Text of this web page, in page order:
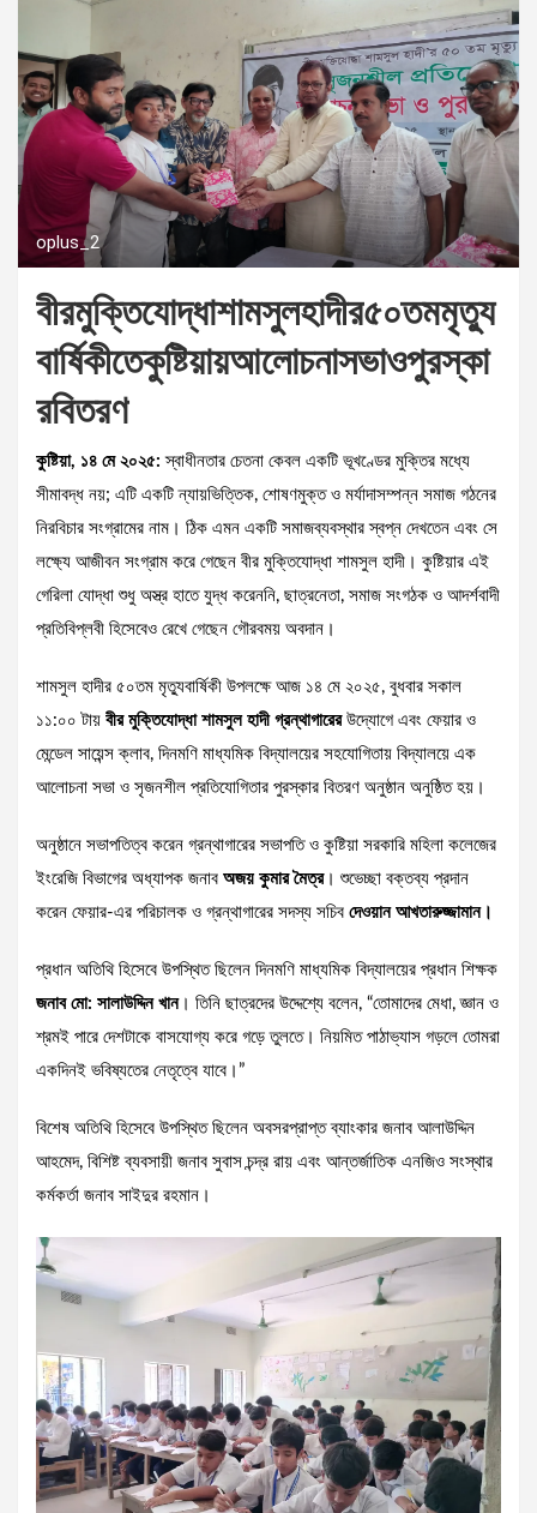
oplus_2
বীরমুক্তিযোদ্ধাশামসুলহাদীর৫০তমমৃত্যু
বার্ষিকীতেকুষ্টিয়ায়আলোচনাসভাওপুরস্কা
রবিতরণ
কুষ্টিয়া, ১৪ মে ২০২৫: স্বাধীনতার চেতনা কেবল একটি ভূখণ্ডের মুক্তির মধ্যে
সীমাবদ্ধ নয়; এটি একটি ন্যায়ভিত্তিক, শোষণমুক্ত ও মর্যাদাসম্পন্ন সমাজ গঠনের
নিরবিচার সংগ্রামের নাম। ঠিক এমন একটি সমাজব্যবস্থার স্বপ্ন দেখতেন এবং সে
লক্ষ্যে আজীবন সংগ্রাম করে গেছেন বীর মুক্তিযোদ্ধা শামসুল হাদী। কুষ্টিয়ার এই
গেরিলা যোদ্ধা শুধু অস্ত্র হাতে যুদ্ধ করেননি, ছাত্রনেতা, সমাজ সংগঠক ও আদর্শবাদী
প্রতিবিপ্লবী হিসেবেও রেখে গেছেন গৌরবময় অবদান।
শামসুল হাদীর ৫০তম মৃত্যুবার্ষিকী উপলক্ষে আজ ১৪ মে ২০২৫, বুধবার সকাল
১১:০০ টায় বীর মুক্তিযোদ্ধা শামসুল হাদী গ্রন্থাগারেরউদ্যোগে এবং ফেয়ার ও
মেন্ডেল সায়েন্স ক্লাব, দিনমণি মাধ্যমিক বিদ্যালয়ের সহযোগিতায় বিদ্যালয়ে এক
আলোচনা সভা ও সৃজনশীল প্রতিযোগিতার পুরস্কার বিতরণ অনুষ্ঠান অনুষ্ঠিত হয়।
অনুষ্ঠানে সভাপতিত্ব করেন গ্রন্থাগারের সভাপতি ও কুষ্টিয়া সরকারি মহিলা কলেজের
ইংরেজি বিভাগের অধ্যাপক জনাব অজয় কুমার মৈত্র। শুভেচ্ছা বক্তব্য প্রদান
করেন ফেয়ার-এর পরিচালক ও গ্রন্থাগারের সদস্য সচিব দেওয়ান আখতারুজ্জামান।
প্রধান অতিথি হিসেবে উপস্থিত ছিলেন দিনমণি মাধ্যমিক বিদ্যালয়ের প্রধান শিক্ষক
জনাব মো: সালাউদ্দিন খান। তিনি ছাত্রদের উদ্দেশ্যে বলেন, “তোমাদের মেধা, জ্ঞান ও
শ্রমই পারে দেশটাকে বাসযোগ্য করে গড়ে তুলতে। নিয়মিত পাঠাভ্যাস গড়লে তোমরা
একদিনই ভবিষ্যতের নেতৃত্বে যাবে।”
বিশেষ অতিথি হিসেবে উপস্থিত ছিলেন অবসরপ্রাপ্ত ব্যাংকার জনাব আলাউদ্দিন
আহমেদ, বিশিষ্ট ব্যবসায়ী জনাব সুবাস চন্দ্র রায় এবং আন্তর্জাতিক এনজিও সংস্থার
কর্মকর্তা জনাব সাইদুর রহমান।